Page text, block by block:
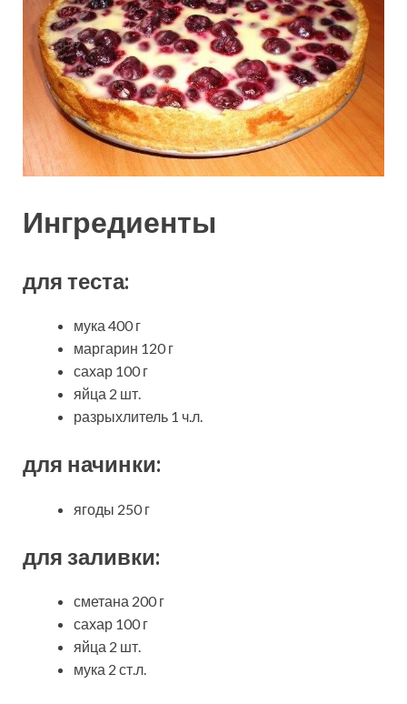
Ингредиенты
для теста:
мука 400 г
маргарин 120 г
сахар 100 г
яйца 2 шт.
разрыхлитель 1 ч.л.
для начинки:
ягоды 250 г
для заливки:
сметана 200 г
сахар 100 г
яйца 2 шт.
мука 2 ст.л.